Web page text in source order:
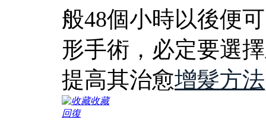
般48個小時以後便
形手術，必定要選
提高其治愈增髮方法
收藏
回復